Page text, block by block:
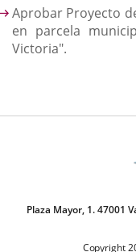
Aprobar Proyecto
en parcela
Victoria".
Plaza Mayor, 1. 47001
Copyright